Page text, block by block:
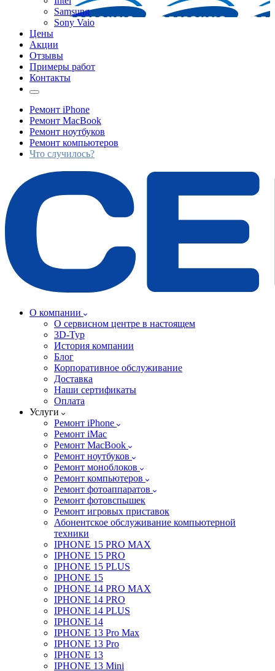
Samsung
Sony Vaio
Цены
Акции
Отзывы
Примеры работ
Контакты
Ремонт iPhone
Ремонт MacBook
Ремонт ноутбуков
Ремонт компьютеров
Что случилось?
О компании
О сервисном центре в настоящем
3D-Тур
История компании
Блог
Корпоративное обслуживание
Доставка
Наши сертификаты
Оплата
Услуги
Ремонт iPhone
Ремонт iMac
Ремонт MacBook
Ремонт ноутбуков
Ремонт моноблоков
Ремонт компьютеров
Ремонт фотоаппаратов
Ремонт фотовспышек
Ремонт игровых приставок
Абонентское обслуживание компьютерной
техники
IPHONE 15 PRO MAX
IPHONE 15 PRO
IPHONE 15 PLUS
IPHONE 15
IPHONE 14 PRO MAX
IPHONE 14 PRO
IPHONE 14 PLUS
IPHONE 14
IPHONE 13 Pro Max
IPHONE 13 Pro
IPHONE 13
IPHONE 13 Mini